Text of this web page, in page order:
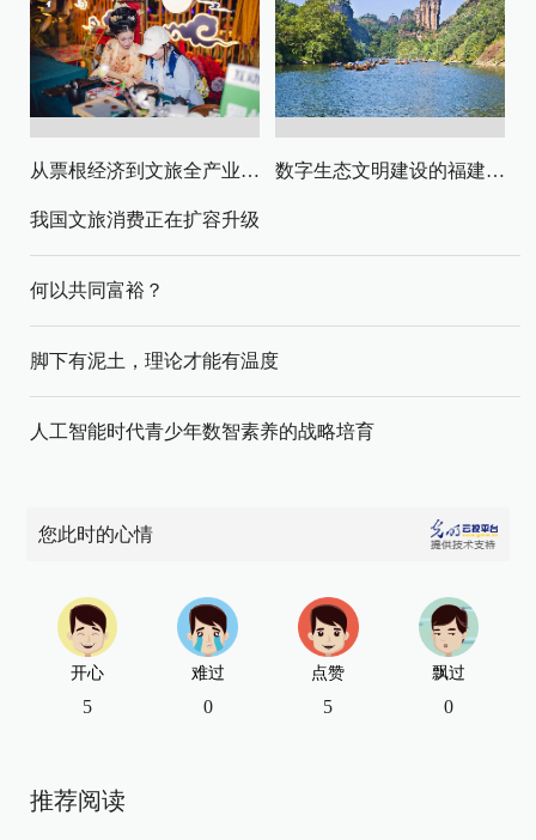
从票根经济到文旅全产业链升级 数字生态文明建设的福建路径与启示
我国文旅消费正在扩容升级
何以共同富裕？
脚下有泥土，理论才能有温度
人工智能时代青少年数智素养的战略培育
您此时的心情
开心
5
难过
0
点赞
5
飘过
0
推荐阅读